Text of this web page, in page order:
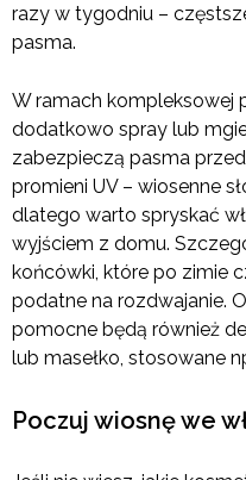
razy w tygodniu –
pasma.
W ramach kompleksowej
dodatkowo spray lub
zabezpieczą pasma
promieni UV – wiosenne
dlatego warto spryskać
wyjściem z domu.
końcówki, które po zimie
podatne na rozdwajanie.
pomocne będą również
lub masełko, stosowane
Poczuj wiosnę we